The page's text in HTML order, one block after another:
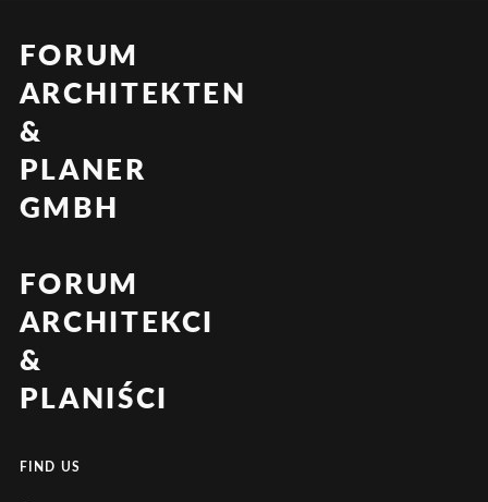
FORUM
ARCHITEKTEN
&
PLANER
GMBH
FORUM
ARCHITEKCI
&
PLANIŚCI
FIND US